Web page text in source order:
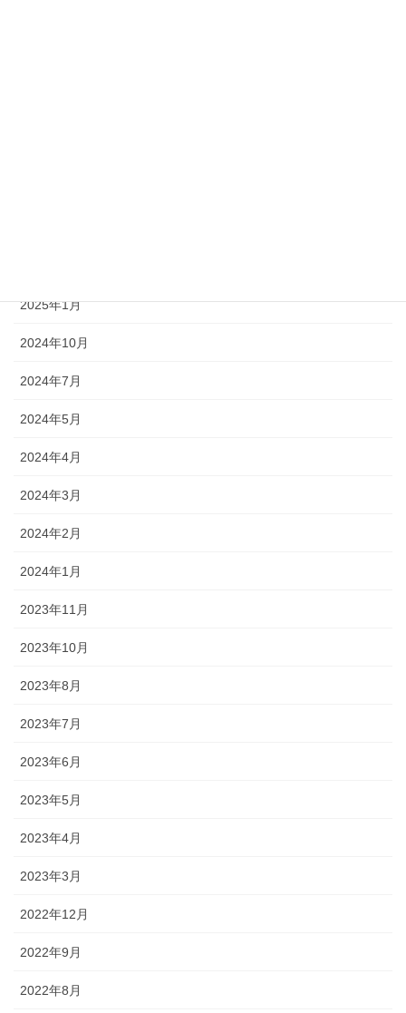
2025年1月
2024年10月
2024年7月
2024年5月
2024年4月
2024年3月
2024年2月
2024年1月
2023年11月
2023年10月
2023年8月
2023年7月
2023年6月
2023年5月
2023年4月
2023年3月
2022年12月
2022年9月
2022年8月